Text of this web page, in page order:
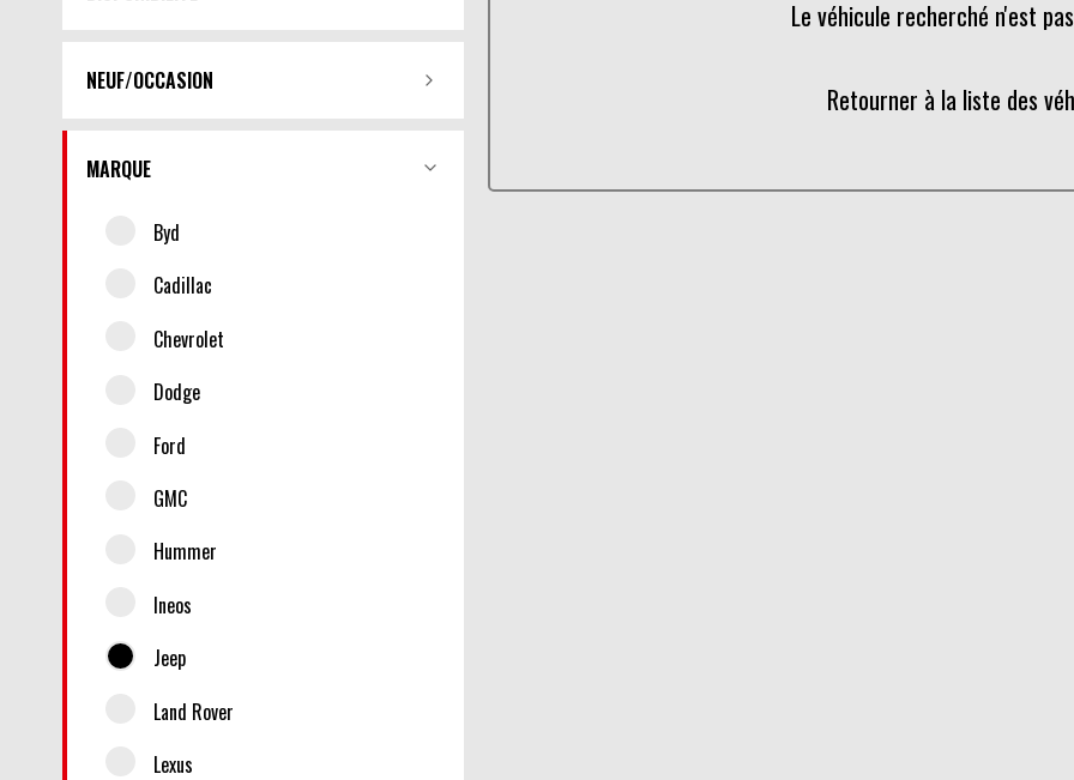
NEUF/OCCASION
MARQUE
Byd
Cadillac
Chevrolet
Dodge
Ford
GMC
Hummer
Ineos
Jeep
Land Rover
Lexus
Le véhicule recherché n'est
Retourner à la liste des